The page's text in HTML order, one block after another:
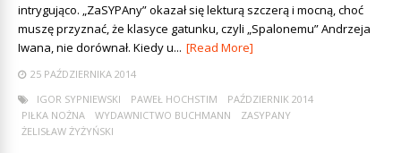
intrygująco. „ZaSYPAny” okazał się lekturą szczerą i mocną, choć
muszę przyznać, że klasyce gatunku, czyli „Spalonemu” Andrzeja
Iwana, nie dorównał. Kiedy u... [Read More]
25 PAŹDZIERNIKA 2014
IGOR SYPNIEWSKI
PAWEŁ HOCHSTIM
PAŹDZIERNIK 2014
PIŁKA NOŻNA
WYDAWNICTWO BUCHMANN
ZASYPANY
ŻELISŁAW ŻYŻYŃSKI